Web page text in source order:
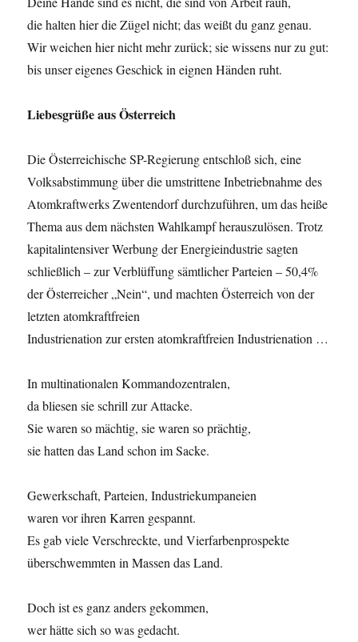
die halten hier die Zügel nicht; das weißt du ganz genau.
Wir weichen hier nicht mehr zurück; sie wissens nur zu gut:
bis unser eigenes Geschick in eignen Händen ruht.
Liebesgrüße aus Österreich
Die Österreichische SP-Regierung entschloß sich, eine
Volksabstimmung über die umstrittene Inbetriebnahme des
Atomkraftwerks Zwentendorf durchzuführen, um das heiße
Thema aus dem nächsten Wahlkampf herauszulösen. Trotz
kapitalintensiver Werbung der Energieindustrie sagten
schließlich – zur Verblüffung sämtlicher Parteien – 50,4%
der Österreicher „Nein“, und machten Österreich von der
letzten atomkraftfreien
Industrienation zur ersten atomkraftfreien Industrienation …
In multinationalen Kommandozentralen,
da bliesen sie schrill zur Attacke.
Sie waren so mächtig, sie waren so prächtig,
sie hatten das Land schon im Sacke.
Gewerkschaft, Parteien, Industriekumpaneien
waren vor ihren Karren gespannt.
Es gab viele Verschreckte, und Vierfarbenprospekte
überschwemmten in Massen das Land.
Doch ist es ganz anders gekommen,
wer hätte sich so was gedacht.